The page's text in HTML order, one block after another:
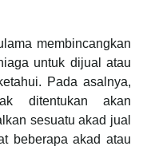
membincangkan
untuk dijual atau
Pada asalnya,
ditentukan akan
sesuatu akad jual
beberapa akad atau